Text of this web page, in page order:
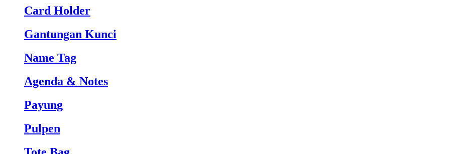
Card Holder
Gantungan Kunci
Name Tag
Agenda & Notes
Payung
Pulpen